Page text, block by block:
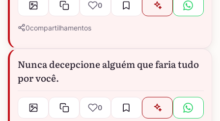
0
0compartilhamentos
Nunca decepcione alguém que faria tudo
por você.
0